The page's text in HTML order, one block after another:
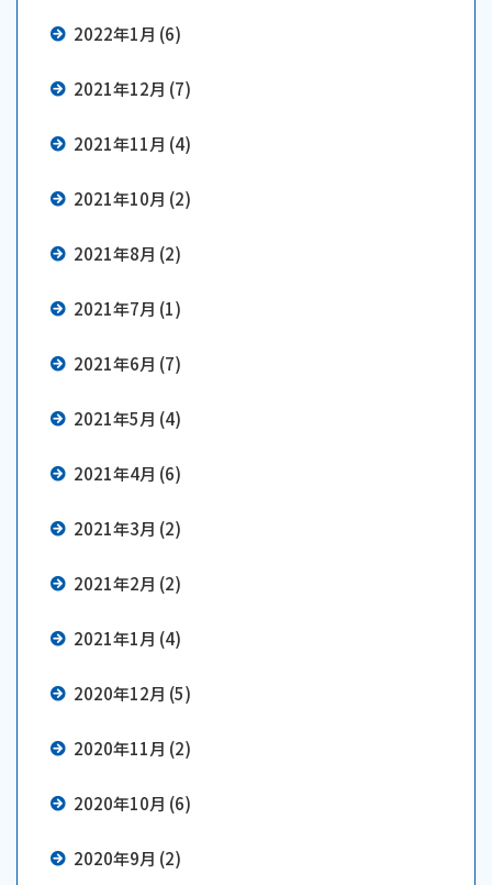
2022年1月 (6)
2021年12月 (7)
2021年11月 (4)
2021年10月 (2)
2021年8月 (2)
2021年7月 (1)
2021年6月 (7)
2021年5月 (4)
2021年4月 (6)
2021年3月 (2)
2021年2月 (2)
2021年1月 (4)
2020年12月 (5)
2020年11月 (2)
2020年10月 (6)
2020年9月 (2)